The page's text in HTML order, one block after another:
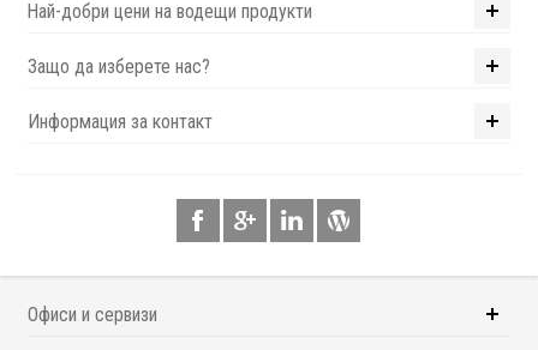
Най-добри цени на водещи продукти
Защо да изберете нас?
Информация за контакт
Офиси и сервизи